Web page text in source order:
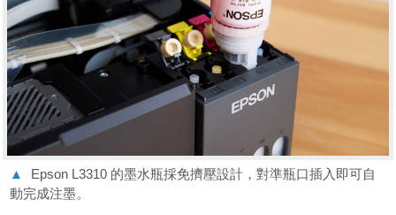
▲
Epson L3310 的墨水瓶採免擠壓設計，對準瓶口插入即可自
動完成注墨。